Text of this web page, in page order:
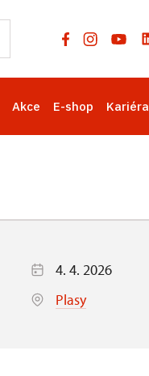
Akce E-shop Kariéra
4. 4. 2026
Plasy